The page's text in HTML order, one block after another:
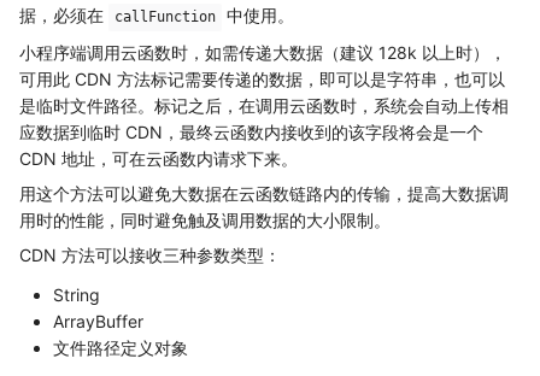
据，必须在
callFunction
中使用。
小程序端调用云函数时，如需传递大数据（建议 128k 以上时），
可用此 CDN 方法标记需要传递的数据，即可以是字符串，也可以
是临时文件路径。标记之后，在调用云函数时，系统会自动上传相
应数据到临时 CDN，最终云函数内接收到的该字段将会是一个
CDN 地址，可在云函数内请求下来。
用这个方法可以避免大数据在云函数链路内的传输，提高大数据调
用时的性能，同时避免触及调用数据的大小限制。
CDN 方法可以接收三种参数类型：
String
ArrayBuffer
文件路径定义对象